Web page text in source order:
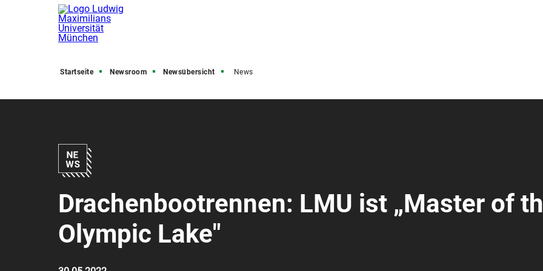
Startseite Newsroom Newsübersicht News
Drachenbootrennen: LMU ist „Master of
Olympic Lake"